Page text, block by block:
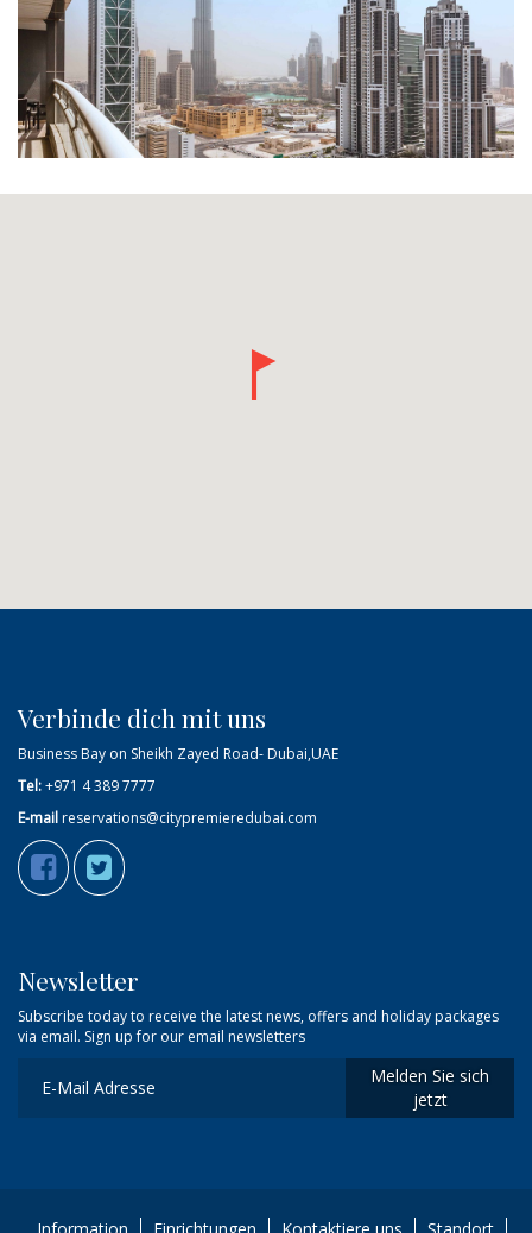
Verbinde dich mit uns
Business Bay on Sheikh Zayed Road- Dubai,UAE
Tel:+971 4 389 7777
E-mailreservations@citypremieredubai.com
Newsletter
Subscribe today to receive the latest news, offers and holiday packages
via email. Sign up for our email newsletters
Melden Sie sich
jetzt